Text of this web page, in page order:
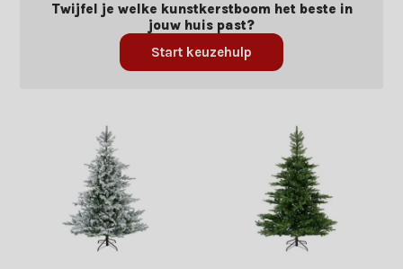
Twijfel je welke kunstkerstboom het beste in
jouw huis past?
Start keuzehulp